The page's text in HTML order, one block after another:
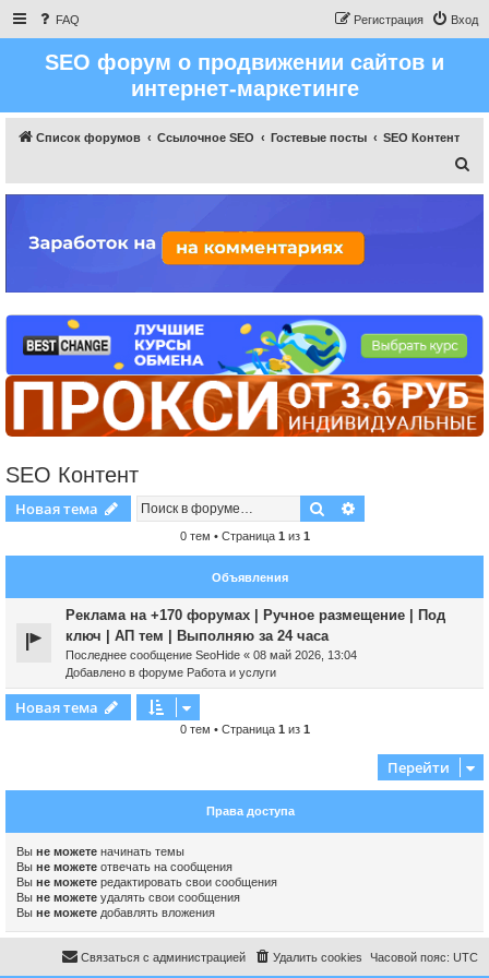
FAQ Вход
Регистрация
SEO форум о продвижении сайтов и
интернет-маркетинге
Список форумов Ссылочное SEO Гостевые посты
SEO Контент
SEO Контент
Новая тема Поиск
0 тем • Страница 1 из 1
Объявления
Реклама на +170 форумах | Ручное размещение | Под
ключ | АП тем | Выполняю за 24 часа
Последнее сообщение SeoHide « 08 май 2026, 13:04
Добавлено в форуме Работа и услуги
Новая тема
0 тем • Страница 1 из 1
Перейти
Права доступа
Вы не можете начинать темы
Вы не можете отвечать на сообщения
Вы не можете редактировать свои сообщения
Вы не можете удалять свои сообщения
Вы не можете добавлять вложения
Часовой пояс: UTC
Удалить cookies
Связаться с администрацией